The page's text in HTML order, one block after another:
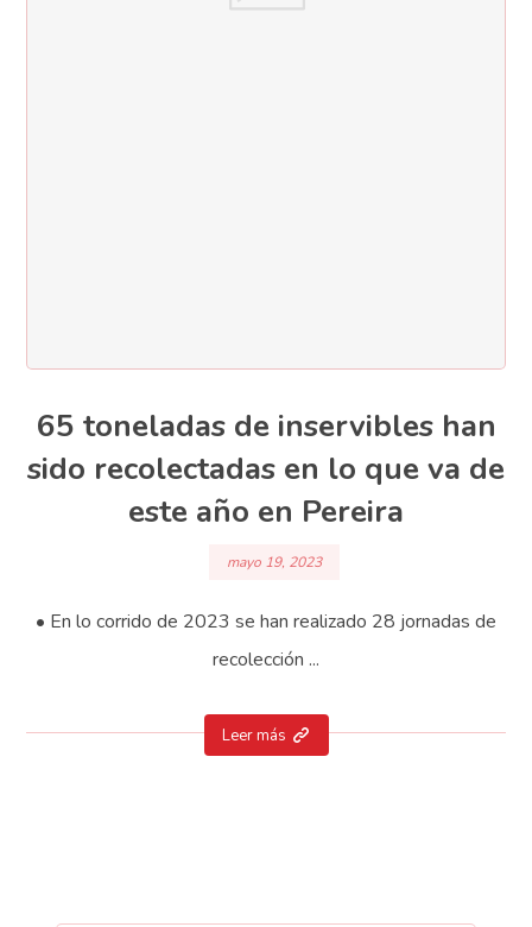
65 toneladas de inservibles han
sido recolectadas en lo que va de
este año en Pereira
mayo 19, 2023
• En lo corrido de 2023 se han realizado 28 jornadas de
recolección ...
Leer más